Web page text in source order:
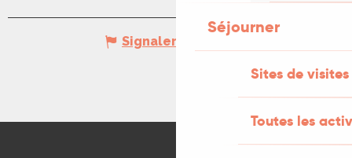
Séjourner
Sites de visites
Toutes les
Signaler une erreur